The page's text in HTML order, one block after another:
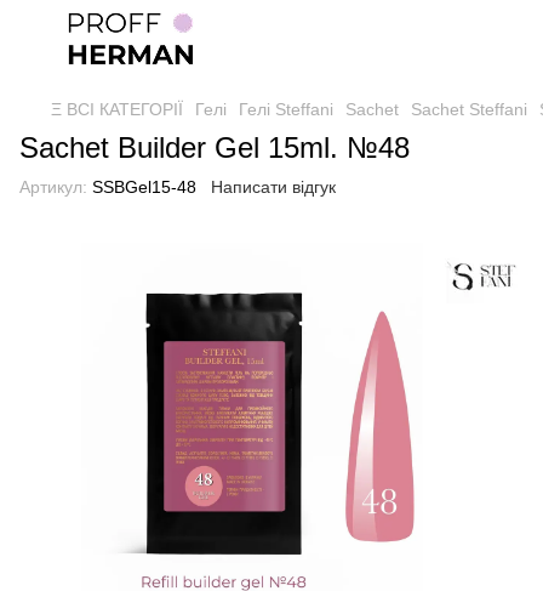
Ξ ВСІ КАТЕГОРІЇ Гелі Гелі Steffani Sachet Sachet Steffani
Sachet Builder Gel 15ml. №48
Артикул: SSBGel15-48 Написати відгук